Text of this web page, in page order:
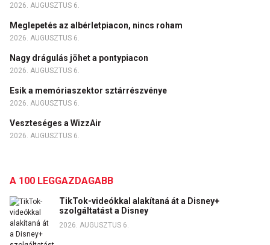
2026. AUGUSZTUS 6.
Meglepetés az albérletpiacon, nincs roham
2026. AUGUSZTUS 6.
Nagy drágulás jöhet a pontypiacon
2026. AUGUSZTUS 6.
Esik a memóriaszektor sztárrészvénye
2026. AUGUSZTUS 6.
Veszteséges a WizzAir
2026. AUGUSZTUS 6.
A 100 LEGGAZDAGABB
TikTok-videókkal alakítaná át a Disney+
szolgáltatást a Disney
2026. AUGUSZTUS 6.